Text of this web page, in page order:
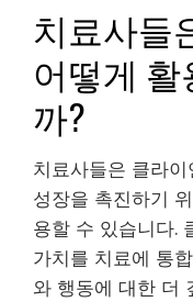
치료사들
어떻게 활
까?
치료사들은 클라
성장을 촉진하기
용할 수 있습니다.
가치를 치료에 통
와 행동에 대한 더